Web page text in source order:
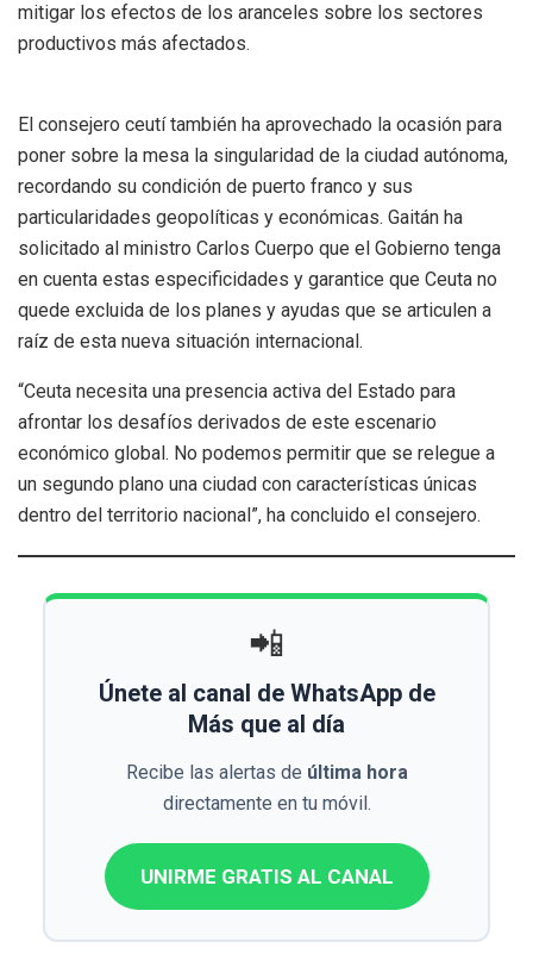
mitigar los efectos de los aranceles sobre los sectores
productivos más afectados.
El consejero ceutí también ha aprovechado la ocasión para
poner sobre la mesa la singularidad de la ciudad autónoma,
recordando su condición de puerto franco y sus
particularidades geopolíticas y económicas. Gaitán ha
solicitado al ministro Carlos Cuerpo que el Gobierno tenga
en cuenta estas especificidades y garantice que Ceuta no
quede excluida de los planes y ayudas que se articulen a
raíz de esta nueva situación internacional.
“Ceuta necesita una presencia activa del Estado para
afrontar los desafíos derivados de este escenario
económico global. No podemos permitir que se relegue a
un segundo plano una ciudad con características únicas
dentro del territorio nacional”, ha concluido el consejero.
📲
Únete al canal de WhatsApp de
Más que al día
Recibe las alertas de última hora
directamente en tu móvil.
UNIRME GRATIS AL CANAL